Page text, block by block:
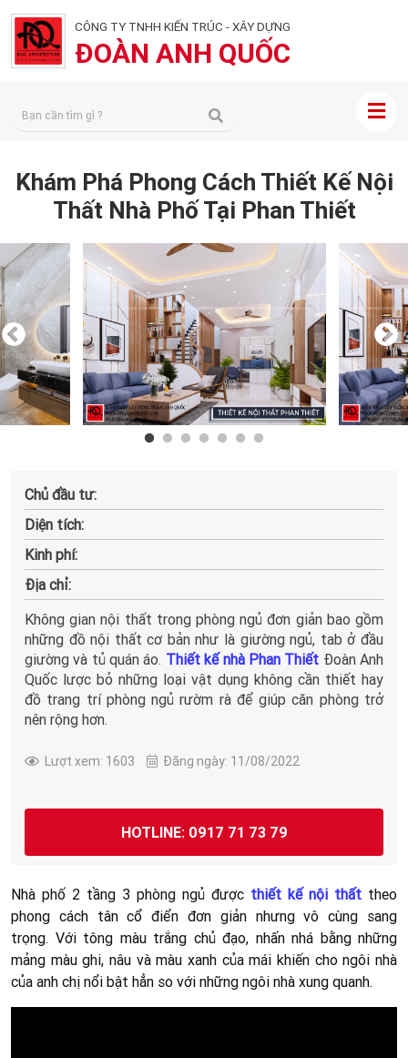
CÔNG TY TNHH KIẾN TRÚC - XÂY DỰNG
ĐOÀN ANH QUỐC
Khám Phá Phong Cách Thiết Kế Nội
Thất Nhà Phố Tại Phan Thiết
Chủ đầu tư:
Diện tích:
Kinh phí:
Địa chỉ:
Không gian nội thất trong phòng ngủ đơn giản bao gồm
những đồ nội thất cơ bản như là giường ngủ, tab ở đầu
giường và tủ quán áo. Thiết kế nhà Phan Thiết Đoàn Anh
Quốc lược bỏ những loại vật dụng không cần thiết hay
đồ trang trí phòng ngủ rườm rà để giúp căn phòng trở
nên rộng hơn.
Lượt xem: 1603 Đăng ngày: 11/08/2022
HOTLINE: 0917 71 73 79
Nhà phố 2 tầng 3 phòng ngủ được thiết kế nội thất theo
phong cách tân cổ điển đơn giản nhưng vô cùng sang
trọng. Với tông màu trắng chủ đạo, nhấn nhá bằng những
mảng màu ghi, nâu và màu xanh của mái khiến cho ngôi nhà
của anh chị nổi bật hẳn so với những ngôi nhà xung quanh.